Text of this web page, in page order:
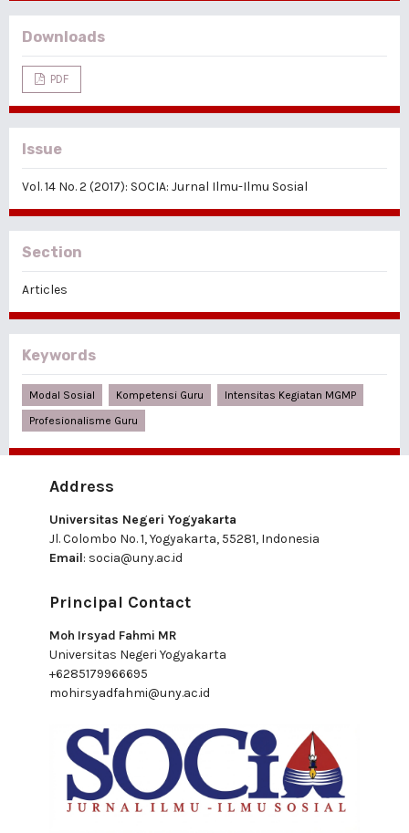
Downloads
PDF
Issue
Vol. 14 No. 2 (2017): SOCIA: Jurnal Ilmu-Ilmu Sosial
Section
Articles
Keywords
Modal Sosial Kompetensi Guru
Intensitas Kegiatan MGMP
Profesionalisme Guru
Address
Universitas Negeri Yogyakarta
Jl. Colombo No. 1, Yogyakarta, 55281, Indonesia
Email: socia@uny.ac.id
Principal Contact
Moh Irsyad Fahmi MR
Universitas Negeri Yogyakarta
+6285179966695
mohirsyadfahmi@uny.ac.id